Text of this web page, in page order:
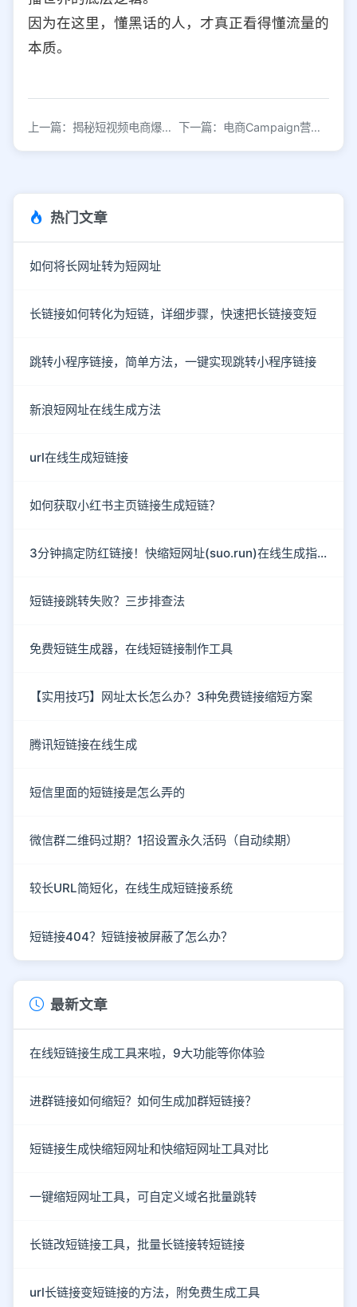
因为在这里，懂黑话的人，才真正看得懂流量的
本质。
上一篇：揭秘短视频电商爆款产品的底层逻辑 下一篇：电商Campaign营销方案制定与执行策略
热门文章
如何将长网址转为短网址
长链接如何转化为短链，详细步骤，快速把长链接变短
跳转小程序链接，简单方法，一键实现跳转小程序链接
新浪短网址在线生成方法
url在线生成短链接
如何获取小红书主页链接生成短链？
3分钟搞定防红链接！快缩短网址(suo.run)在线生成指南
短链接跳转失败？三步排查法
免费短链生成器，在线短链接制作工具
【实用技巧】网址太长怎么办？3种免费链接缩短方案
腾讯短链接在线生成
短信里面的短链接是怎么弄的
微信群二维码过期？1招设置永久活码（自动续期）
较长URL简短化，在线生成短链接系统
短链接404？短链接被屏蔽了怎么办？
最新文章
在线短链接生成工具来啦，9大功能等你体验
进群链接如何缩短？如何生成加群短链接？
短链接生成快缩短网址和快缩短网址工具对比
一键缩短网址工具，可自定义域名批量跳转
长链改短链接工具，批量长链接转短链接
url长链接变短链接的方法，附免费生成工具